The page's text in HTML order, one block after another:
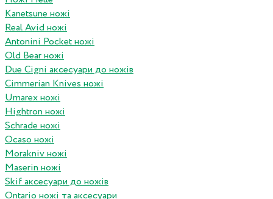
Kanetsune ножі
Real Avid ножі
Antonini Pocket ножі
Old Bear ножі
Due Cigni аксесуари до ножів
Cimmerian Knives ножі
Umarex ножі
Hightron ножі
Schrade ножі
Ocaso ножі
Morakniv ножі
Maserin ножі
Skif аксесуари до ножів
Ontario ножі та аксесуари